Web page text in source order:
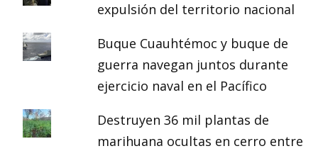
expulsión del territorio nacional
Buque Cuauhtémoc y buque de
guerra navegan juntos durante
ejercicio naval en el Pacífico
Destruyen 36 mil plantas de
marihuana ocultas en cerro entre